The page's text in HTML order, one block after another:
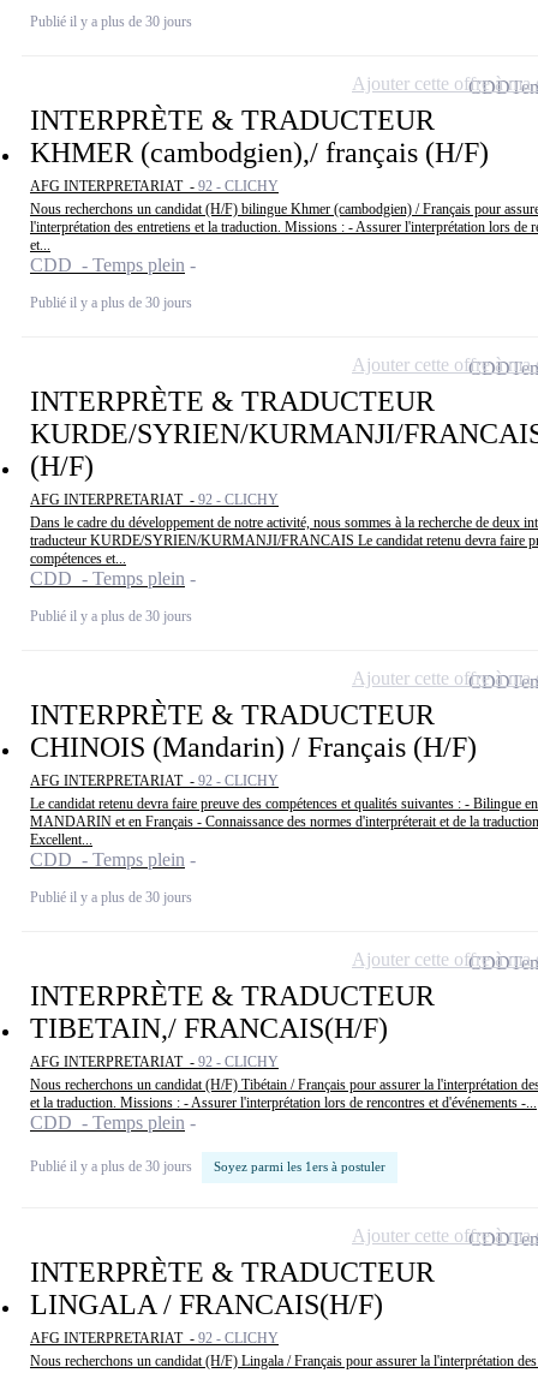
Publié il y a plus de 30 jours
INTERPRÈTE & TRADUCTEUR
KHMER (cambodgien),/ français (H/F)
AFG INTERPRETARIAT - 92 - CLICHY
Nous recherchons un candidat (H/F) bilingue Khmer (cambodgien) / Français pour
l'interprétation des entretiens et la traduction. Missions : - Assurer l'interprétation lors de
et...
CDD - Temps plein
Publié il y a plus de 30 jours
CDD
Ajouter cette offre à ma
INTERPRÈTE & TRADUCTEUR
KURDE/SYRIEN/KURMANJI/
(H/F)
AFG INTERPRETARIAT - 92 - CLICHY
Dans le cadre du développement de notre activité, nous sommes à la recherche de deux
traducteur KURDE/SYRIEN/KURMANJI/FRANCAIS Le candidat retenu devra faire
compétences et...
CDD - Temps plein
Publié il y a plus de 30 jours
CDD
Ajouter cette offre à ma
INTERPRÈTE & TRADUCTEUR
CHINOIS (Mandarin) / Français (H/F)
AFG INTERPRETARIAT - 92 - CLICHY
Le candidat retenu devra faire preuve des compétences et qualités suivantes : - Bilingue
MANDARIN et en Français - Connaissance des normes d'interpréterait et de la
Excellent...
CDD - Temps plein
Publié il y a plus de 30 jours
CDD
Ajouter cette offre à ma
INTERPRÈTE & TRADUCTEUR
TIBETAIN,/ FRANCAIS(H/F)
AFG INTERPRETARIAT - 92 - CLICHY
Nous recherchons un candidat (H/F) Tibétain / Français pour assurer la l'interprétation
et la traduction. Missions : - Assurer l'interprétation lors de rencontres et d'événements -...
CDD - Temps plein
Publié il y a plus de 30 jours Soyez parmi les 1ers à postuler
CDD
Ajouter cette offre à ma
INTERPRÈTE & TRADUCTEUR
LINGALA / FRANCAIS(H/F)
AFG INTERPRETARIAT - 92 - CLICHY
Nous recherchons un candidat (H/F) Lingala / Français pour assurer la l'interprétation
CDD
Ajouter cette offre à ma